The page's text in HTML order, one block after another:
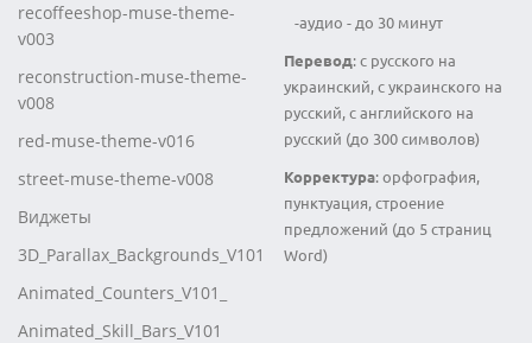
recoffeeshop-muse-theme-
v003
reconstruction-muse-theme-
v008
red-muse-theme-v016
street-muse-theme-v008
Виджеты
3D_Parallax_Backgrounds_V101
Animated_Counters_V101_
Animated_Skill_Bars_V101
-аудио - до 30 минут
Перевод: с русского на
украинский, с украинского на
русский, с английского на
русский (до 300 символов)
Корректура: орфография,
пунктуация, строение
предложений (до 5 страниц
Word)